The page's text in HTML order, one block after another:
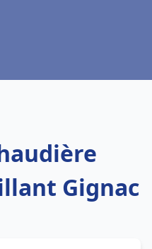
Gignac